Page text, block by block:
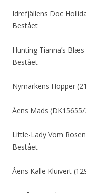
Idrefjällens Doc
Bestået
Hunting Tianna’s
Bestået
Nymarkens Hopper
Åens Mads
Little-Lady Vom
Bestået
Åens Kalle Kluivert